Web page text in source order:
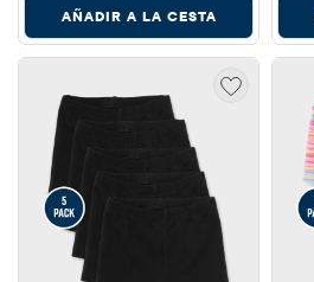
AÑADIR A LA CESTA